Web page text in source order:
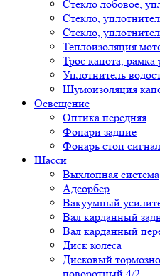
Стекло лобовое,
Стекло,
Стекло,
Теплоизоляция
Трос капота, рамка
Уплотнитель
Шумоизоляция
Освещение
Оптика передняя
Фонари задние
Фонарь стоп
Шасси
Выхлопная система
Адсорбер
Вакуумный
Вал карданный
Вал карданный
Диск колеса
Дисковый